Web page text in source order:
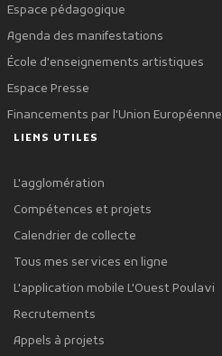
Espace pédagogique
Agenda des manifestations
École d'enseignements artistiques
Espace Presse
Financements par l'Union Européenne
LIENS UTILES
L'agglomération
Compétences et projets
Calendrier de collecte
Tous mes services en ligne
L'application mobile L'Ouest Poulavi
Recrutements
Appels à projets